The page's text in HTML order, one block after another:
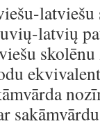
latvių